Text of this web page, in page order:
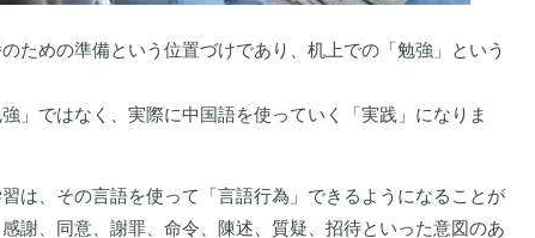
ための準備という位置づけであり、机上での「勉強」という
」ではなく、実際に中国語を使っていく「実践」になりま
は、その言語を使って「言語行為」できるようになることが
謝、同意、謝罪、命令、陳述、質疑、招待といった意図のあ